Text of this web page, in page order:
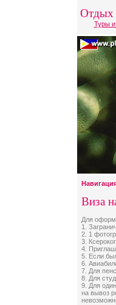
Отдых
Туры
Виза
Для
1.
2. 1
3.
4.
5. Если
6.
7. Для
8. Для
9. Для
на вывоз